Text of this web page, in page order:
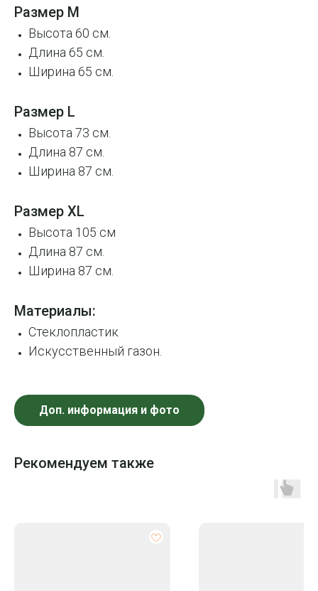
Размер M
Высота 60 см.
Длина 65 см.
Ширина 65 см.
Размер L
Высота 73 см.
Длина 87 см.
Ширина 87 см.
Размер XL
Высота 105 см
Длина 87 см.
Ширина 87 см.
Материалы:
Стеклопластик
Искусственный газон.
Доп. информация и фото
Рекомендуем также